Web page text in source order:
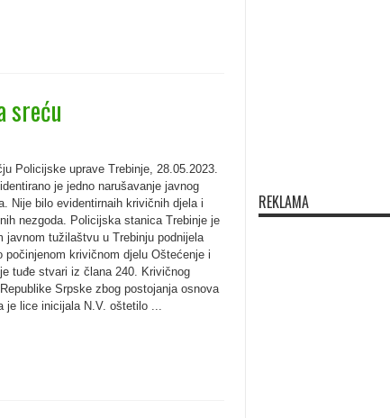
sreću
Policijske uprave Trebinje, 28.05.2023.
je jedno narušavanje javnog
Nije bilo evidentirnaih krivičnih djela i
nezgoda. Policijska stanica Trebinje je
javnom tužilaštvu u Trebinju podnijela
počinjenom krivičnom djelu Oštećenje i
tuđe stvari iz člana 240. Krivičnog
Srpske zbog postojanja osnova
je lice inicijala N.V. oštetilo ...
REKLAMA